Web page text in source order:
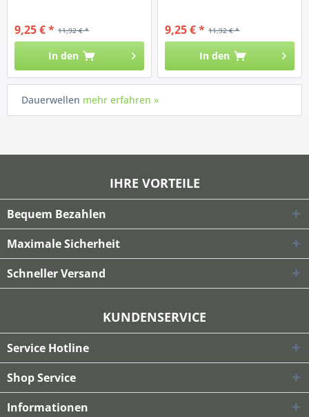
11,92 € *
9,25 € *
In den
11,92 € *
9,25 € *
In den
Dauerwellen mehr erfahren »
IHRE VORTEILE
Bequem Bezahlen
Maximale Sicherheit
Schneller Versand
KUNDENSERVICE
Service Hotline
Shop Service
Informationen